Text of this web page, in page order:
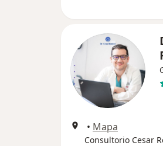
• Mapa
Consultorio Cesar